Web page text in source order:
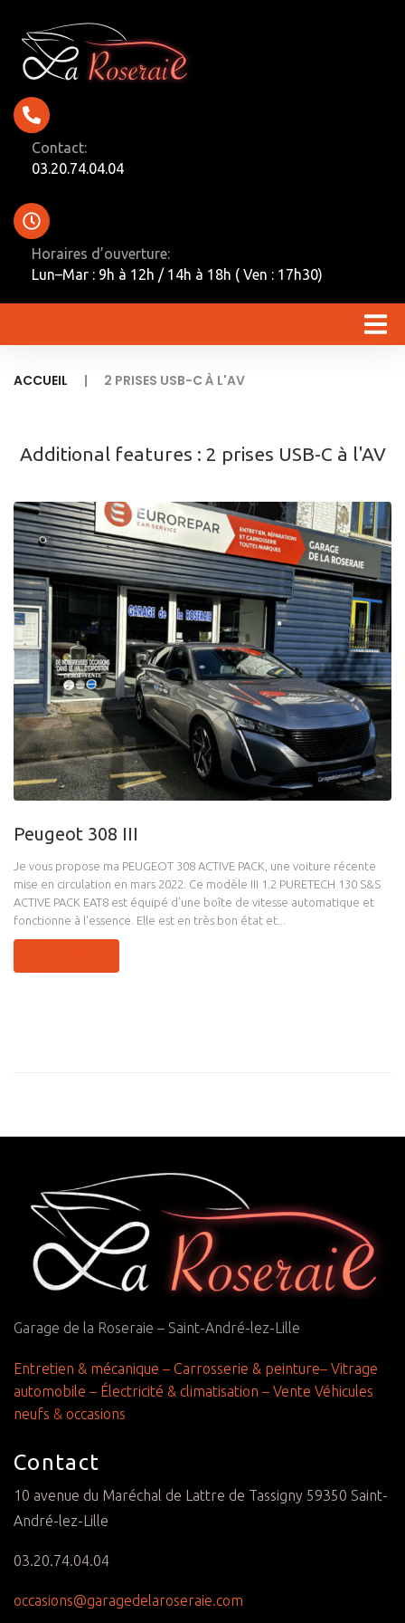
Contact:
03.20.74.04.04
Horaires d’ouverture:
Lun–Mar : 9h à 12h / 14h à 18h ( Ven : 17h30)
ACCUEIL | 2 PRISES USB-C À L'AV
Additional features : 2 prises USB-C à l'AV
Peugeot 308 III
Je vous propose ma PEUGEOT 308 ACTIVE PACK, une voiture récente
mise en circulation en mars 2022. Ce modèle III 1.2 PURETECH 130 S&S
ACTIVE PACK EAT8 est équipé d'une boîte de vitesse automatique et
fonctionne à l'essence. Elle est en très bon état et...
Garage de la Roseraie – Saint-André-lez-Lille
Entretien & mécanique – Carrosserie & peinture– Vitrage
automobile – Électricité & climatisation – Vente Véhicules
neufs & occasions
Contact
10 avenue du Maréchal de Lattre de Tassigny 59350 Saint-
André-lez-Lille
03.20.74.04.04
occasions@garagedelaroseraie.com